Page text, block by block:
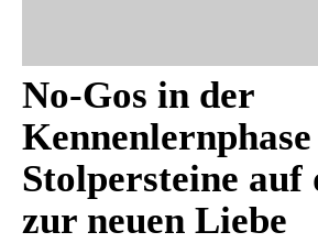
No-Gos in der
Stolpersteine auf
zur neuen Liebe